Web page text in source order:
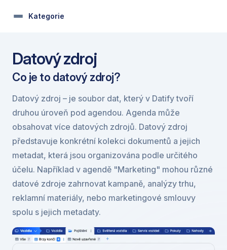
Kategorie
Datový zdroj
Co je to datový zdroj?
Datový zdroj – je soubor dat, který v Datify tvoří
druhou úroveň pod agendou. Agenda může
obsahovat více datových zdrojů. Datový zdroj
představuje konkrétní kolekci dokumentů a jejich
metadat, která jsou organizována podle určitého
účelu. Například v agendě "Marketing" mohou různé
datové zdroje zahrnovat kampaně, analýzy trhu,
reklamní materiály, nebo marketingové smlouvy
spolu s jejich metadaty.